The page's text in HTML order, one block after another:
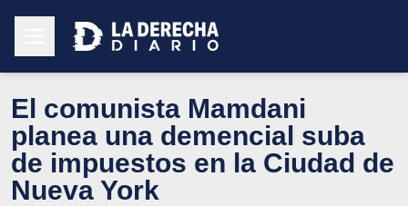
El comunista Mamdani
planea una demencial suba
de impuestos en la Ciudad de
Nueva York